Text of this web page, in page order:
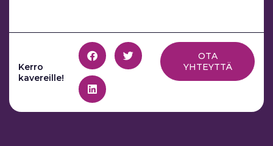
Kerro
kavereille!
OTA
YHTEYTTÄ